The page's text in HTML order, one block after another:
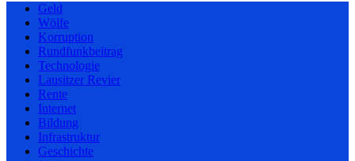
Geld
Wölfe
Korruption
Rundfunkbeitrag
Technologie
Lausitzer Revier
Rente
Internet
Bildung
Infrastruktur
Geschichte